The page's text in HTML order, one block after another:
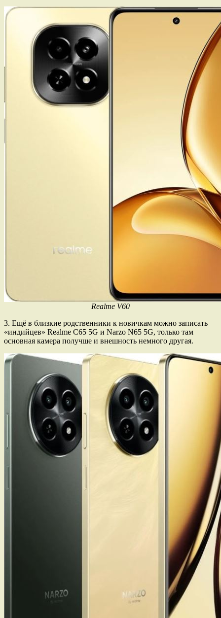
Realme V60
3. Ещё в близкие родственники к новичкам можно записать
«индийцев» Realme C65 5G и Narzo N65 5G, только там
основная камера получше и внешность немного другая.